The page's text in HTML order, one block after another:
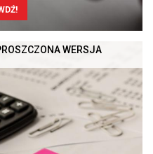
WERSJA